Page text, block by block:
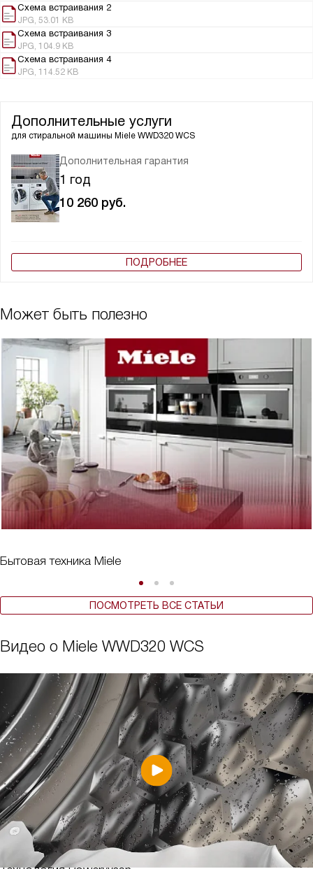
Схема встраивания 2
JPG, 53.01 KB
Схема встраивания 3
JPG, 104.9 KB
Схема встраивания 4
JPG, 114.52 KB
Дополнительные услуги
для стиральной машины Miele WWD320 WCS
Дополнительная гарантия
1 год
10 260 руб.
ПОДРОБНЕЕ
Может быть полезно
Бытовая техника Miele
ПОСМОТРЕТЬ ВСЕ СТАТЬИ
Видео о Miele WWD320 WCS